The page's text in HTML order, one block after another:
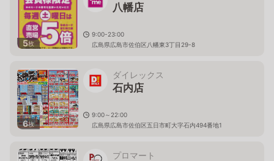
5枚
八幡店
9:00-23:00
広島県広島市佐伯区八幡東3丁目29-8
6枚
ダイレックス
石内店
9:00～22:00
広島県広島市佐伯区五日市町大字石内494番地1
プロマート